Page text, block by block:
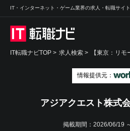
IT・インターネット・ゲーム業界の求人・転職サイ
IT転職ナビTOP > 求人検索 > 【東京：リ
情報提供元：
アジアクエスト株式
掲載期間： 2026/06/19